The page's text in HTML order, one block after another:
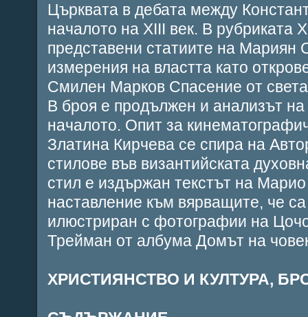
Църквата в дебата между
началото на ХІІІ век. В рубриката
представени статиите на Мариян
измерения на властта като
Смилен Марков Спасение от
В броя е продължен и анализът
началото. Опит за
Златина Кирчева се спира на
стилове във византийската
стил е издържан текстът на
наставление към вярващите, че
илюстриран с фотографии на
Трейман от албума Домът на
ХРИСТИЯНСТВО И КУЛТУРА,